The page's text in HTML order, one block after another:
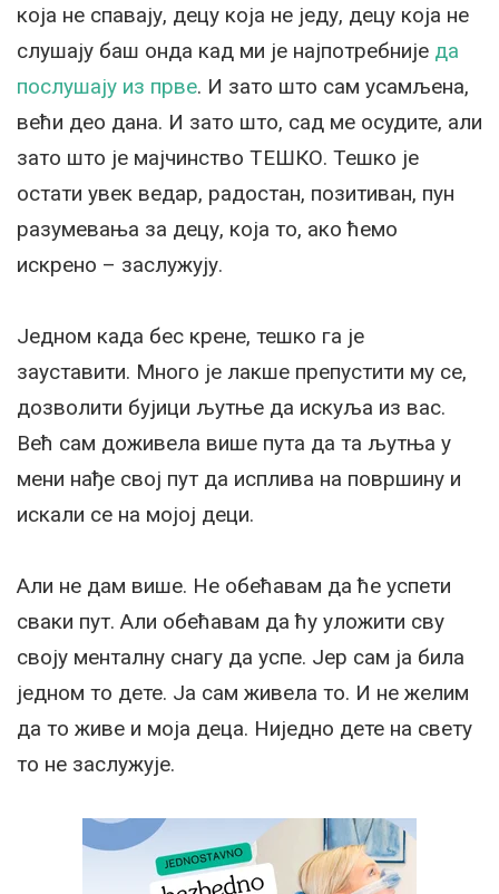
која не спавају, децу која не једу, децу која не
слушају баш онда кад ми је најпотребније да
послушају из прве. И зато што сам усамљена,
већи део дана. И зато што, сад ме осудите, али
зато што је мајчинство ТЕШКО. Тешко је
остати увек ведар, радостан, позитиван, пун
разумевања за децу, која то, ако ћемо
искрено – заслужују.
Једном када бес крене, тешко га је
зауставити. Много је лакше препустити му се,
дозволити бујици љутње да искуља из вас.
Већ сам доживела више пута да та љутња у
мени нађе свој пут да исплива на површину и
искали се на мојој деци.
Али не дам више. Не обећавам да ће успети
сваки пут. Али обећавам да ћу уложити сву
своју менталну снагу да успе. Јер сам ја била
једном то дете. Ја сам живела то. И не желим
да то живе и моја деца. Ниједно дете на свету
то не заслужује.